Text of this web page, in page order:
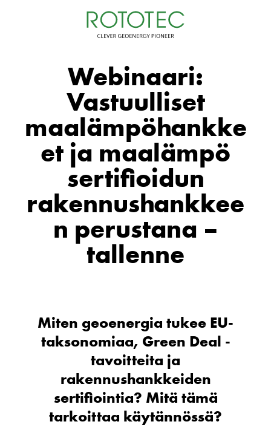
Webinaari:
Vastuulliset
maalämpöhankke
et ja maalämpö
sertifioidun
rakennushankkee
n perustana –
tallenne
Miten geoenergia tukee EU-
taksonomiaa, Green Deal -
tavoitteita ja
rakennushankkeiden
sertifiointia? Mitä tämä
tarkoittaa käytännössä?